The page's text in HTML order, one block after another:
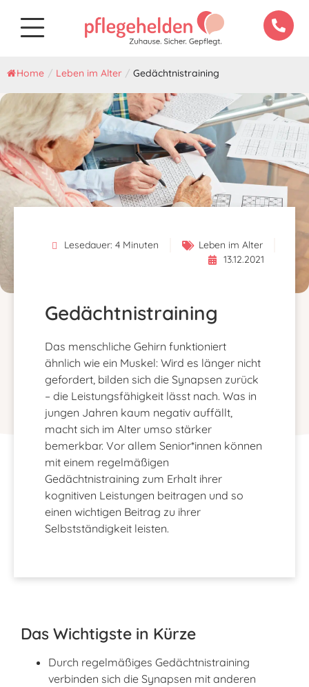
Home / Leben im Alter / Gedächtnistraining
Lesedauer: 4 Minuten
Leben im Alter
13.12.2021
Gedächtnistraining
Das menschliche Gehirn funktioniert
ähnlich wie ein Muskel: Wird es länger nicht
gefordert, bilden sich die Synapsen zurück
– die Leistungsfähigkeit lässt nach. Was in
jungen Jahren kaum negativ auffällt,
macht sich im Alter umso stärker
bemerkbar. Vor allem Senior*innen können
mit einem regelmäßigen
Gedächtnistraining zum Erhalt ihrer
kognitiven Leistungen beitragen und so
einen wichtigen Beitrag zu ihrer
Selbstständigkeit leisten.
Das Wichtigste in Kürze
Durch regelmäßiges Gedächtnistraining
verbinden sich die Synapsen mit anderen